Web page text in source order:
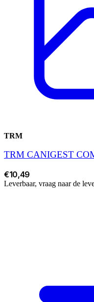
TRM
TRM CANIGEST
€10,49
Leverbaar, vraag naar de